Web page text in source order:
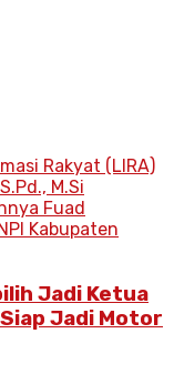
Jadi Ketua
Jadi Motor